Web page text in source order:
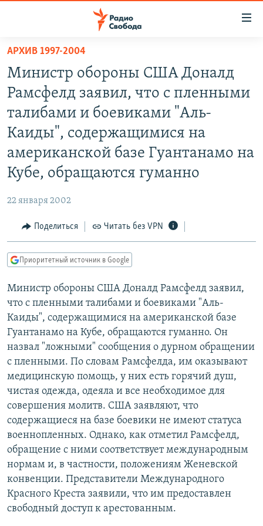
упрощенного
доступа
Вернуться
основному
содержанию
главной
Вернутся
поиску
ПОДКАСТЫ
АВТОРСКИЕ ПРОЕКТЫ
ЦИТАТЫ СВОБОДЫ
МНЕНИЯ
КУЛЬТУРА
СЕВЕР.РЕАЛИИ
СИБИРЬ.РЕАЛИИ
ПОДПИШИТЕСЬ НА РАССЫЛКУ
СОЦИАЛЬНЫЕ СЕТИ
Все сайты РСЕ/РС
АРХИВ 1997-2004
Министр обороны США Доналд
Рамсфелд заявил, что с пленными
талибами и боевиками "Аль-
Каиды", содержащимися на
американской базе Гуантанамо на
Кубе, обращаются гуманно
22 января 2002
Поделиться Читать без VPN
Приоритетный источник в Google
Министр обороны США Доналд Рамсфелд заявил,
что с пленными талибами и боевиками "Аль-
Каиды", содержащимися на американской базе
Гуантанамо на Кубе, обращаются гуманно. Он
назвал "ложными" сообщения о дурном обращении
с пленными. По словам Рамсфелда, им оказывают
медицинскую помощь, у них есть горячий душ,
чистая одежда, одеяла и все необходимое для
совершения молитв. США заявляют, что
содержащиеся на базе боевики не имеют статуса
военнопленных. Однако, как отметил Рамсфелд,
обращение с ними соответствует международным
нормам и, в частности, положениям Женевской
конвенции. Представители Международного
Красного Креста заявили, что им предоставлен
свободный доступ к арестованным.